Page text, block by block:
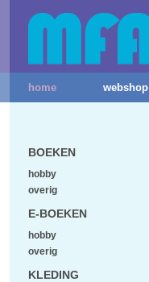
home webshop
BOEKEN
hobby
overig
E-BOEKEN
hobby
overig
KLEDING